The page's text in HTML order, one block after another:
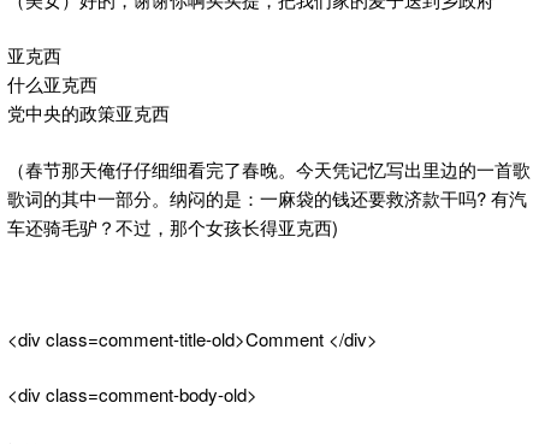
亚克西
什么亚克西
党中央的政策亚克西
（春节那天俺仔仔细细看完了春晚。今天凭记忆写出里边的一首歌
歌词的其中一部分。纳闷的是：一麻袋的钱还要救济款干吗? 有汽
车还骑毛驴？不过，那个女孩长得亚克西)
<div class=comment-title-old>Comment </div>
<div class=comment-body-old>